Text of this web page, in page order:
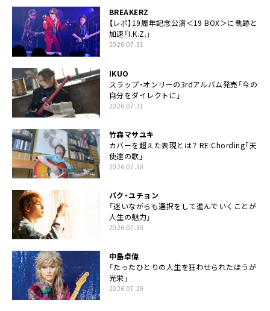
BREAKERZ
【レポ】19周年記念公演＜19 BOX＞に軌跡と
加速「I.K.Z.」
2026.07.31
IKUO
スラップ・オンリーの3rdアルバム発売「今の
自分をダイレクトに」
2026.07.31
竹森マサユキ
カバーを超えた表現とは？ RE:Chording「天
使達の歌」
2026.07.30
パク・ユチョン
「迷いながらも選択をして進んでいくことが
人生の魅力」
2026.07.30
中島卓偉
「たったひとりの人生を狂わせられたほうが
光栄」
2026.07.29